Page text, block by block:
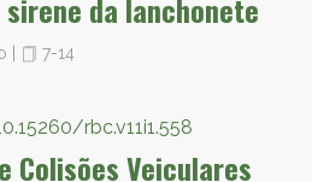
da lanchonete
7-14
rbc.v11i1.558
Colisões Veiculares